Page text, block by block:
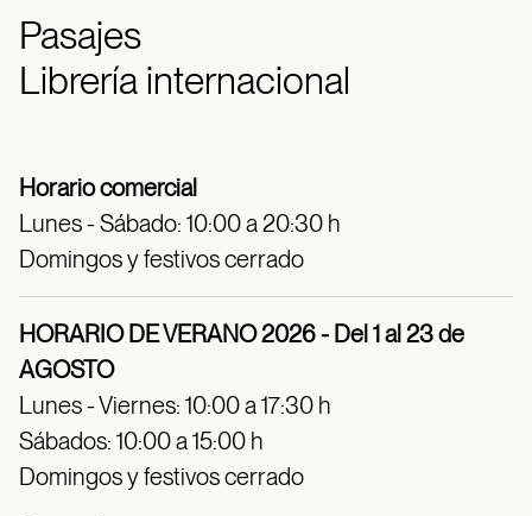
Pasajes
Librería internacional
Horario comercial
Lunes - Sábado: 10:00 a 20:30 h
Domingos y festivos cerrado
HORARIO DE VERANO 2026 - Del 1 al 23 de
AGOSTO
Lunes - Viernes: 10:00 a 17:30 h
Sábados: 10:00 a 15:00 h
Domingos y festivos cerrado